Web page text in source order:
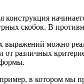
скобок. В
можно
от различных
формы.
в котором мы